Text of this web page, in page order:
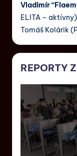
Vladimír
ELITA – aktívny)
Tomáš Kolárik
REPORTY